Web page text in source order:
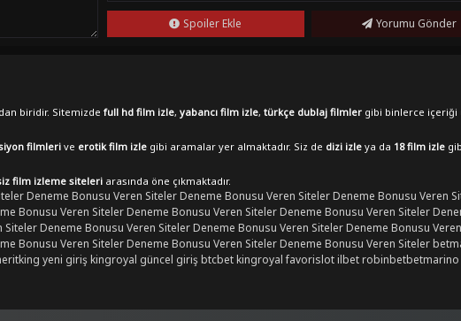
Spoiler Ekle Yorumu Gönder
biridir. Sitemizde full hd film izle, yabancı film izle, türkçe dublaj filmler gibi binlerce içeriği
filmleri ve erotik film izle gibi aramalar yer almaktadır. Siz de dizi izle ya da 18 film izle
film izleme siteleri arasında öne çıkmaktadır.
Deneme Bonusu Veren SitelerDeneme Bonusu Veren SitelerDeneme Bonusu Veren
Bonusu Veren SitelerDeneme Bonusu Veren SitelerDeneme Bonusu Veren Siteler
SitelerDeneme Bonusu Veren SitelerDeneme Bonusu Veren SitelerDeneme Bonusu
Bonusu Veren SitelerDeneme Bonusu Veren SitelerDeneme Bonusu Veren Siteler
yeni girişkingroyal güncel girişbtcbetkingroyal favorislotilbetrobinbetbetmarino